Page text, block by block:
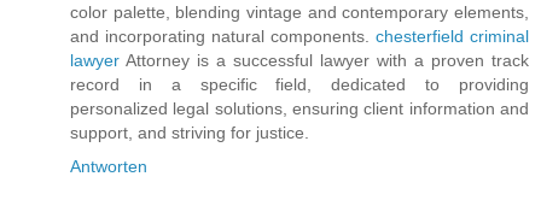
color palette, blending vintage and contemporary elements,
and incorporating natural components. chesterfield criminal
lawyer Attorney is a successful lawyer with a proven track
record in a specific field, dedicated to providing
personalized legal solutions, ensuring client information and
support, and striving for justice.
Antworten